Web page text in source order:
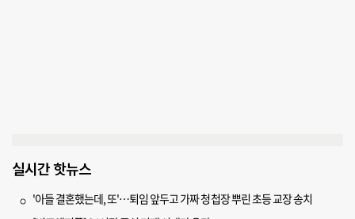
실시간 핫뉴스
'아들 결혼했는데, 또'…퇴임 앞두고 가짜 청첩장 뿌린 초등 교장 송치